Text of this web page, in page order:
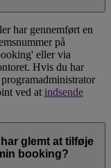
har gennemført en
på
eller via
Hvis du har
ved at indsende
glemt at tilføje
booking?